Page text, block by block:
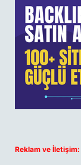
Reklam ve İletişim: